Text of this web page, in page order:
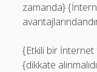
zamanda}
{Etkili bir
{dikkate